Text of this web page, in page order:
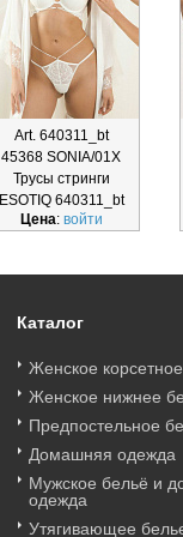
Art. 640311_bt
45368 SONIA/01X
Трусы стринги
ESOTIQ 640311_bt
Цена: войти
Каталог
Женское
Женское нижнее
Предпостельное
Домашняя одежда
Мужское бельё и
одежда
Утягивающее